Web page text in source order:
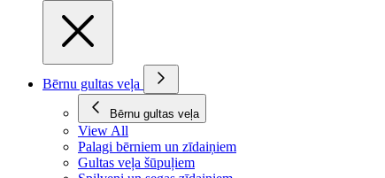
Bērnu gultas veļa
Bērnu gultas veļa
View All
Palagi bērniem un zīdaiņiem
Gultas veļa šūpuļiem